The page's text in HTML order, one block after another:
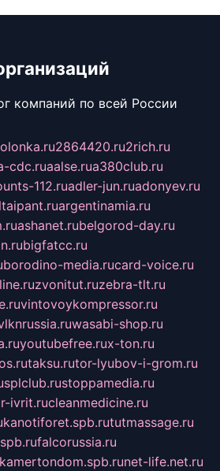
компаний по всей России
2864420.ru2rich.ru
cdc.ruaalse.rua380club.ru
112.ruadler-jun.ruadonyev.ru
argentinamia.ru
ashanet.rubelgorod-day.ru
bigfatcc.ru
borodino-media.rucard-voice.ru
zvonitut.ruzebra-tlt.ru
vintovoykompressor.ru
wasabi-shop.ru
youtubefree.rux-ton.ru
taksu.rutor-lyubov-i-grom.ru
splclub.rustoppamedia.ru
ivrit.rucleanmedicine.ru
kanotiforet.spb.rututmassage.ru
falcorussia.ru
kamertondom.spb.runet-life.net.ru